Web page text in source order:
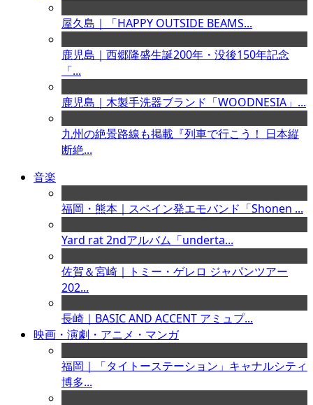
屋久島｜「HAPPY OUTSIDE BEAMS...
鹿児島｜西郷隆盛生誕200年・没後150年記念
「...
鹿児島｜木製手洗器ブランド「WOODNESIA」...
九州の絶景路線も掲載『列車で行こう！ 日本縦
断絶...
音楽
福岡・熊本｜スペイン発エモバンド「Shonen ...
Yard rat 2ndアルバム「underta...
佐賀＆宮崎｜トミー・ゲレロ ジャパンツアー
202...
長崎｜BASIC AND ACCENT アミュプ...
映画・演劇・アニメ・マンガ
福岡｜「タイトーステーション」キャナルシティ
博多...